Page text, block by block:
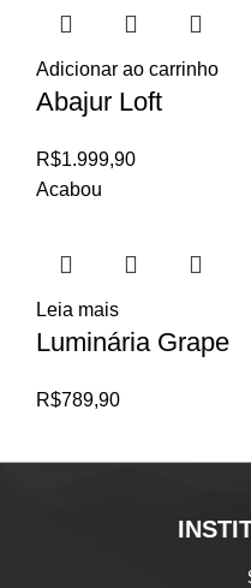
Adicionar ao carrinho
Abajur Loft
R$1.999,90
Acabou
Leia mais
Luminária Grape
R$789,90